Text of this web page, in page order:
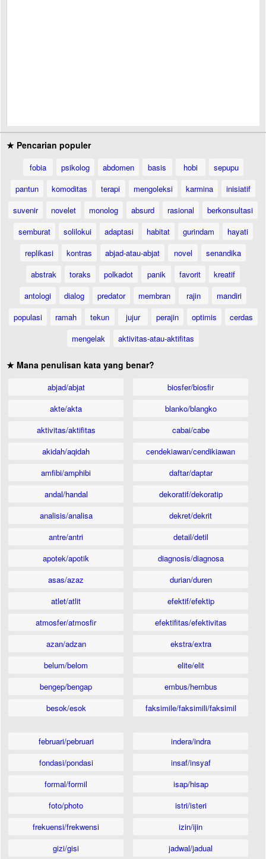
★ Pencarian populer
fobia psikolog abdomen basis hobi
sepupu
pantun
komoditas terapi mengoleksi karmina
inisiatif
suvenir
novelet monolog absurd rasional
berkonsultasi
semburat
solilokui adaptasi habitat gurindam
hayati
replikasi
kontras abjad-atau-abjat novel
senandika
abstrak
toraks polkadot panik favorit
kreatif
antologi
dialog predator membran rajin
mandiri
populasi
ramah tekun jujur perajin optimis
cerdas
mengelak
aktivitas-atau-aktifitas
★ Mana penulisan kata yang benar?
abjad/abjat
akte/akta
aktivitas/aktifitas
akidah/aqidah
amfibi/amphibi
andal/handal
analisis/analisa
antre/antri
apotek/apotik
asas/azaz
atlet/atlit
atmosfer/atmosfir
azan/adzan
belum/belom
bengep/bengap
besok/esok
biosfer/biosfir
blanko/blangko
cabai/cabe
cendekiawan/cendikiawan
daftar/daptar
dekoratif/dekoratip
dekret/dekrit
detail/detil
diagnosis/diagnosa
durian/duren
efektif/efektip
efektifitas/efektivitas
ekstra/extra
elite/elit
embus/hembus
faksimile/faksimili/faksimil
februari/pebruari
fondasi/pondasi
formal/formil
foto/photo
frekuensi/frekwensi
gizi/gisi
indera/indra
insaf/insyaf
isap/hisap
istri/isteri
izin/ijin
jadwal/jadual